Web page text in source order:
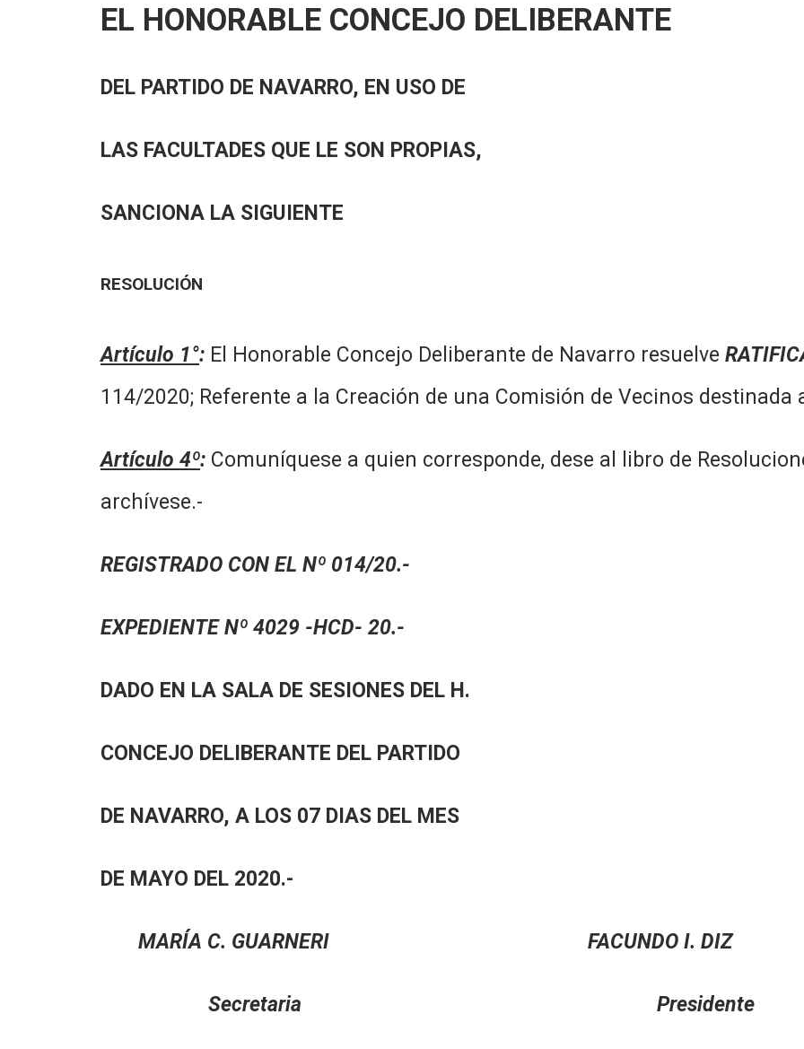
EL HONORABLE CONCEJO DELIBERANTE
DEL PARTIDO DE NAVARRO, EN USO DE
LAS FACULTADES QUE LE SON PROPIAS,
SANCIONA LA SIGUIENTE
RESOLUCIÓN
Artículo 1°: El Honorable Concejo Deliberante de Navarro resuelve
114/2020; Referente a la Creación de una Comisión de Vecinos
Artículo 4º: Comuníquese a quien corresponde, dese al libro de
archívese.-
REGISTRADO CON EL Nº 014/20.-
EXPEDIENTE Nº 4029 -HCD- 20.-
DADO EN LA SALA DE SESIONES DEL H.
CONCEJO DELIBERANTE DEL PARTIDO
DE NAVARRO, A LOS 07 DIAS DEL MES
DE MAYO DEL 2020.-
MARÍA C. GUARNERI FACUNDO I. DIZ
Secretaria Presidente